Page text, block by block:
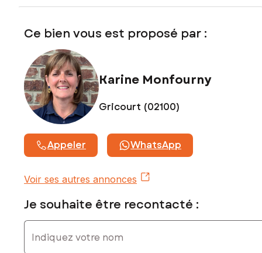
Contactez votre conseiller SAFTI : Karine MONFOURNY, Tél.
: 06 71 54 30 43, E-mail : karine.monfourny@safti.fr - EI -
Agent commercial immatriculé au RSAC de SAINT-QUENTIN
sous le numéro 847 721 511
Ce bien vous est proposé par :
Karine Monfourny
Gricourt (02100)
Appeler WhatsApp
Voir ses autres annonces
Je souhaite être recontacté :
Indiquez votre nom